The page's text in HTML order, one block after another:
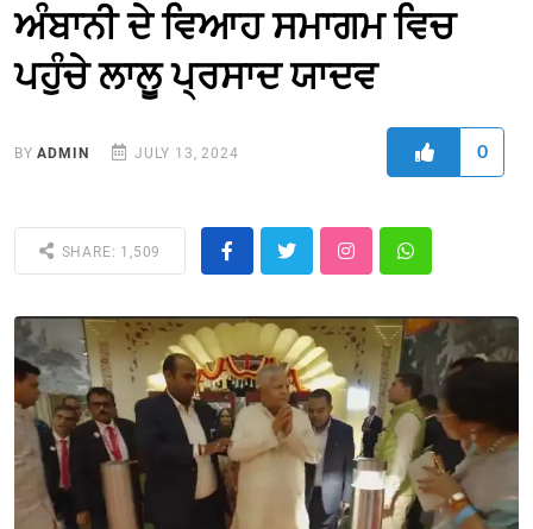
ਅੰਬਾਨੀ ਦੇ ਵਿਆਹ ਸਮਾਗਮ ਵਿਚ
ਪਹੁੰਚੇ ਲਾਲੂ ਪ੍ਰਸਾਦ ਯਾਦਵ
BYADMIN JULY 13, 2024 0
SHARE: 1,509